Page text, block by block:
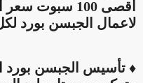
لاعمال الجبسن بورد لكل 100 متر من مساحة